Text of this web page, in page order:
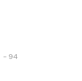
- 94